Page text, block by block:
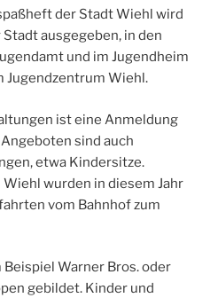
der Stadt Wiehl wird
ausgegeben, in den
und im Jugendheim
Jugendzentrum Wiehl.
ist eine Anmeldung
sind auch
etwa Kindersitze.
wurden in diesem Jahr
vom Bahnhof zum
Beispiel Warner Bros. oder
gebildet. Kinder und